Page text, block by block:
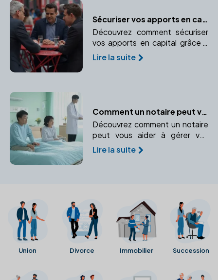
Sécuriser vos apports en capital : l'importance de faire appel à un notaire
Découvrez comment sécuriser
vos apports en capital grâce à
l'expertise d'un notaire.
Apprenez à protéger vos biens
Lire la suite
Comment un notaire peut vous aider en cas d'incapacité temporaire
Découvrez comment un notaire
peut vous aider à gérer vos
biens et vos intérêts en cas
d'incapacité temporaire.
Lire la suite
Union Divorce Immobilier Succession